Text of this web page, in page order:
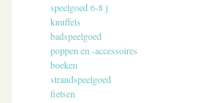
speelgoed 6-8 j
knuffels
badspeelgoed
poppen en -accessoires
boeken
strandspeelgoed
fietsen